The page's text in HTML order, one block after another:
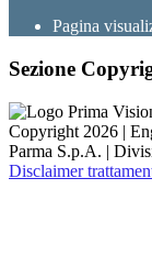
Pagina
Sezione
Copyright 2026 |
Parma S.p.A. |
Disclaimer